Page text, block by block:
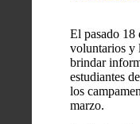
El pasado 18
voluntarios y
brindar
estudiantes
los
marzo.